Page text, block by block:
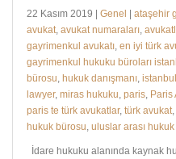
22 Kasım 2019 | Genel | ataşehir
avukat avukat numaraları
gayrimenkul avukatı en iyi türk
gayrimenkul hukuku büroları
bürosu hukuk danışmanı
lawyer, miras hukuku paris Paris
paris te türk avukatlar, türk avukat
hukuk bürosu uluslar arası hukuk
İdare hukuku alanında kaynak